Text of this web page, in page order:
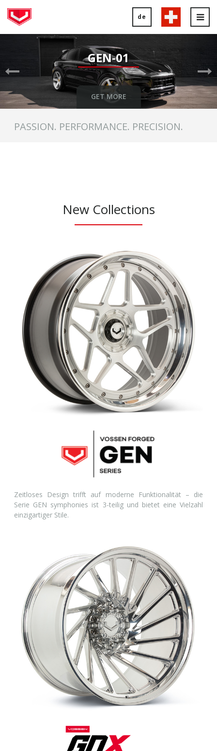
de
GEN-01
GET MORE
Previous
PASSION. PERFORMANCE. PRECISION.
New Collections
Zeitloses Design trifft auf moderne Funktionalität – die
Serie GEN symphonies ist 3-teilig und bietet eine Vielzahl
einzigartiger Stile.